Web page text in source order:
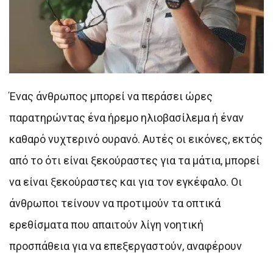
Ένας άνθρωπος μπορεί να περάσει ώρες
παρατηρώντας ένα ήρεμο ηλιοβασίλεμα ή έναν
καθαρό νυχτερινό ουρανό. Αυτές οι εικόνες, εκτός
από το ότι είναι ξεκούραστες για τα μάτια, μπορεί
να είναι ξεκούραστες και για τον εγκέφαλο. Οι
άνθρωποι τείνουν να προτιμούν τα οπτικά
ερεθίσματα που απαιτούν λίγη νοητική
προσπάθεια για να επεξεργαστούν, αναφέρουν